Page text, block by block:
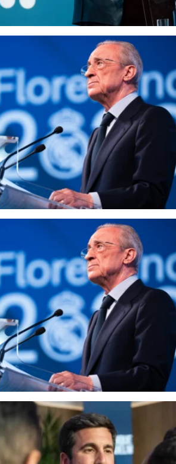
reste président du Real
les élections !
! Florentino Pérez face à
emportera les élections
Madrid ? Suivez cette journée
!
: le mode d'emploi des
Madrid !
depuis 2006, les socios du Real
aux urnes pour élire leur
Perez et Enrique Riquelme.
dérouler ce dimanche 7 juin.
autour du cas
Jurgen Klopp